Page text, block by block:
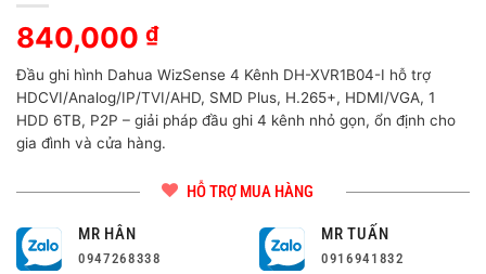
840,000 ₫
Đầu ghi hình Dahua WizSense 4 Kênh DH-XVR1B04-I hỗ trợ
HDCVI/Analog/IP/TVI/AHD, SMD Plus, H.265+, HDMI/VGA, 1
HDD 6TB, P2P – giải pháp đầu ghi 4 kênh nhỏ gọn, ổn định cho
gia đình và cửa hàng.
HỖ TRỢ MUA HÀNG
MR HÂN
0947268338
MR TUẤN
0916941832